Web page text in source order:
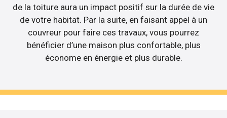
de la toiture aura un impact positif sur la durée de vie
de votre habitat. Par la suite, en faisant appel à un
couvreur pour faire ces travaux, vous pourrez
bénéficier d’une maison plus confortable, plus
économe en énergie et plus durable.